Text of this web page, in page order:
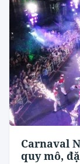
Carnaval
quy mô,